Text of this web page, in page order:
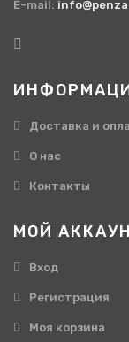
E-mail:
Доставка и
О нас
Контакты
МОЙ
Вход
Регистрация
Моя корзина